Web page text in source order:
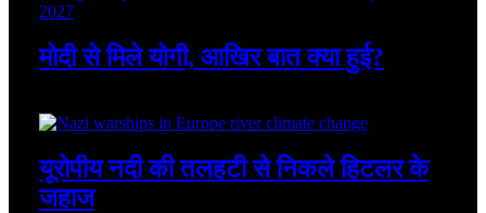
मोदी से मिले योगी, आखिर बात क्या हुई?
यूरोपीय नदी की तलहटी से निकले हिटलर के
जहाज